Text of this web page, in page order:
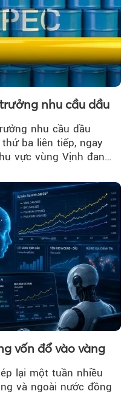
nhu cầu dầu
nhu cầu dầu
ba liên tiếp, ngay
vực vùng Vịnh đang
vốn đổ vào vàng
lại một tuần nhiều
và ngoài nước đồng